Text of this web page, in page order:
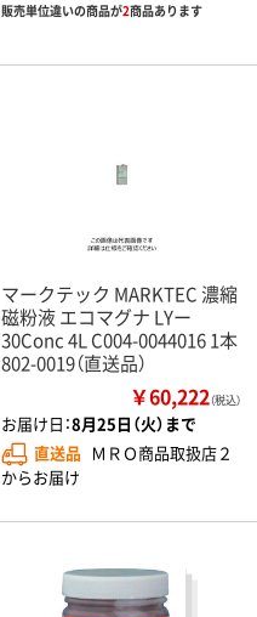
販売単位違いの商品が2商品あります
マークテック MARKTEC 濃縮
磁粉液 エコマグナ LYー
30Conc 4L C004-0044016 1本
802-0019（直送品）
￥60,222（税込）
お届け日：8月25日（火）まで
直送品 ＭＲＯ商品取扱店２
からお届け